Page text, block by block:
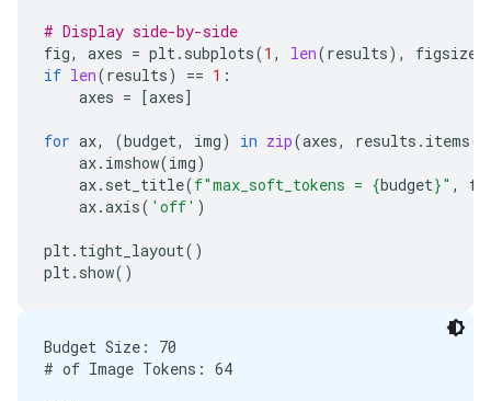
# Display side-by-side
fig, axes = plt. subplots(1 , len(results), figsize
if len(results) == 1 :
axes = [axes]
for ax, (budget, img) in zip(axes, results . items
ax. imshow(img)
ax. set_title(f"max_soft_tokens = {budget}" ,
ax.axis( 'off' )
plt. tight_layout()
plt. show()
Budget Size: 70
# of Image Tokens: 64